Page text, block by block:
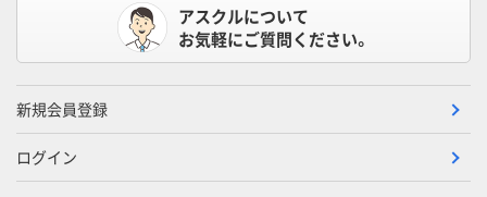
アスクルについて
お気軽にご質問ください。
新規会員登録
ログイン